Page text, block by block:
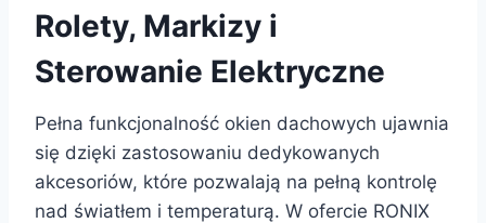
Rolety, Markizy i
Sterowanie Elektryczne
Pełna funkcjonalność okien dachowych ujawnia
się dzięki zastosowaniu dedykowanych
akcesoriów, które pozwalają na pełną kontrolę
nad światłem i temperaturą. W ofercie RONIX